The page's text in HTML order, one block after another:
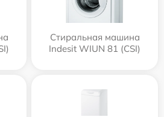
Стиральная машина
Indesit WIUN 81 (CSI)